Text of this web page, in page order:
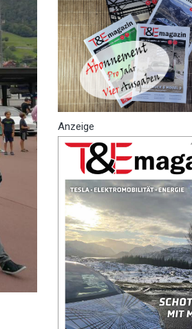
Anzeige